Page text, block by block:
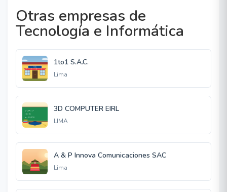
Otras empresas de
Tecnología e Informática
1to1 S.A.C.
Lima
3D COMPUTER EIRL
LIMA
A & P Innova Comunicaciones SAC
Lima